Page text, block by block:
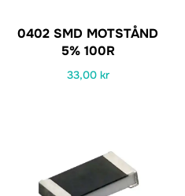
0402 SMD MOTSTÅND
5% 100R
33,00 kr